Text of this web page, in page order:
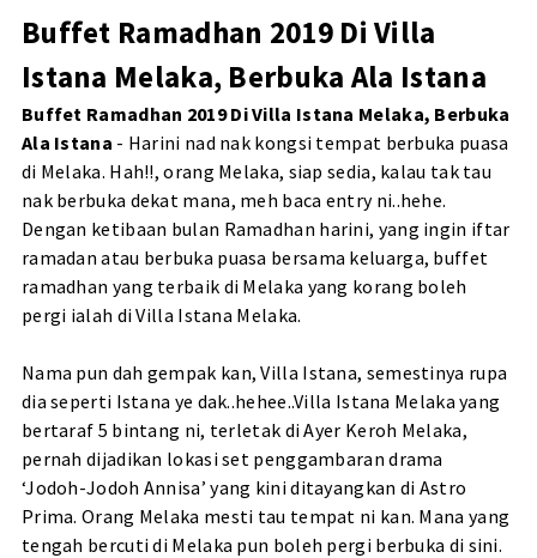
Buffet Ramadhan 2019 Di Villa
Istana Melaka, Berbuka Ala Istana
Buffet Ramadhan 2019 Di Villa Istana Melaka, Berbuka
Ala Istana - Harini nad nak kongsi tempat berbuka puasa
di Melaka. Hah!!, orang Melaka, siap sedia, kalau tak tau
nak berbuka dekat mana, meh baca entry ni..hehe.
Dengan ketibaan bulan Ramadhan harini, yang ingin iftar
ramadan atau berbuka puasa bersama keluarga, buffet
ramadhan yang terbaik di Melaka yang korang boleh
pergi ialah di Villa Istana Melaka.
Nama pun dah gempak kan, Villa Istana, semestinya rupa
dia seperti Istana ye dak..hehee..Villa Istana Melaka yang
bertaraf 5 bintang ni, terletak di Ayer Keroh Melaka,
pernah dijadikan lokasi set penggambaran drama
‘Jodoh-Jodoh Annisa’ yang kini ditayangkan di Astro
Prima. Orang Melaka mesti tau tempat ni kan. Mana yang
tengah bercuti di Melaka pun boleh pergi berbuka di sini.